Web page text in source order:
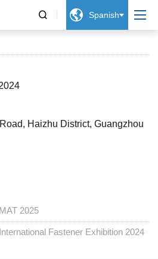
  Spanish
Haizhu District, Guangzhou
2025
Fastener Exhibition 2024